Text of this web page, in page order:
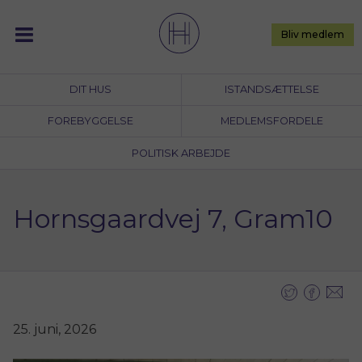
content
DIT HUS ISTANDSÆTTELSE
FOREBYGGELSE MEDLEMSFORDELE
POLITISK ARBEJDE
Bliv medlem
Hornsgaardvej 7, Gram10
25. juni, 2026